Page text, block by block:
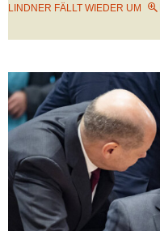
LINDNER FÄLLT WIEDER UM